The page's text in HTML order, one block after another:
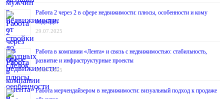
Работа 2 через 2 в сфере недвижимости: плюсы, особенности и кому
подойдёт
29.07.2025
Работа в компании «Лента» и связь с недвижимостью: стабильность,
развитие и инфраструктурные проекты
10.07.2025
Работа мерчендайзером в недвижимости: визуальный подход к продаже